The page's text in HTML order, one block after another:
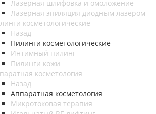
Лазерная шлифовка и омоложение
Лазерная эпиляция диодным лазером
косметологические
Назад
Пилинги косметологические
Интимный пилинг
Пилинги кожи
косметология
Назад
Аппаратная косметология
Микротоковая терапия